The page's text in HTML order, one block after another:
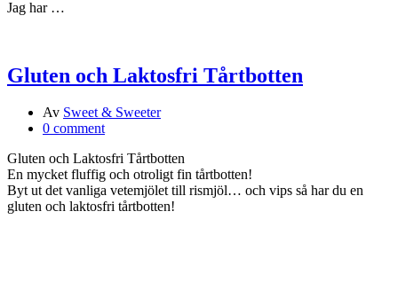
Jag har …
Gluten och Laktosfri Tårtbotten
Av Sweet & Sweeter
0 comment
Gluten och Laktosfri Tårtbotten
En mycket fluffig och otroligt fin tårtbotten!
Byt ut det vanliga vetemjölet till rismjöl… och vips så har du en
gluten och laktosfri tårtbotten!